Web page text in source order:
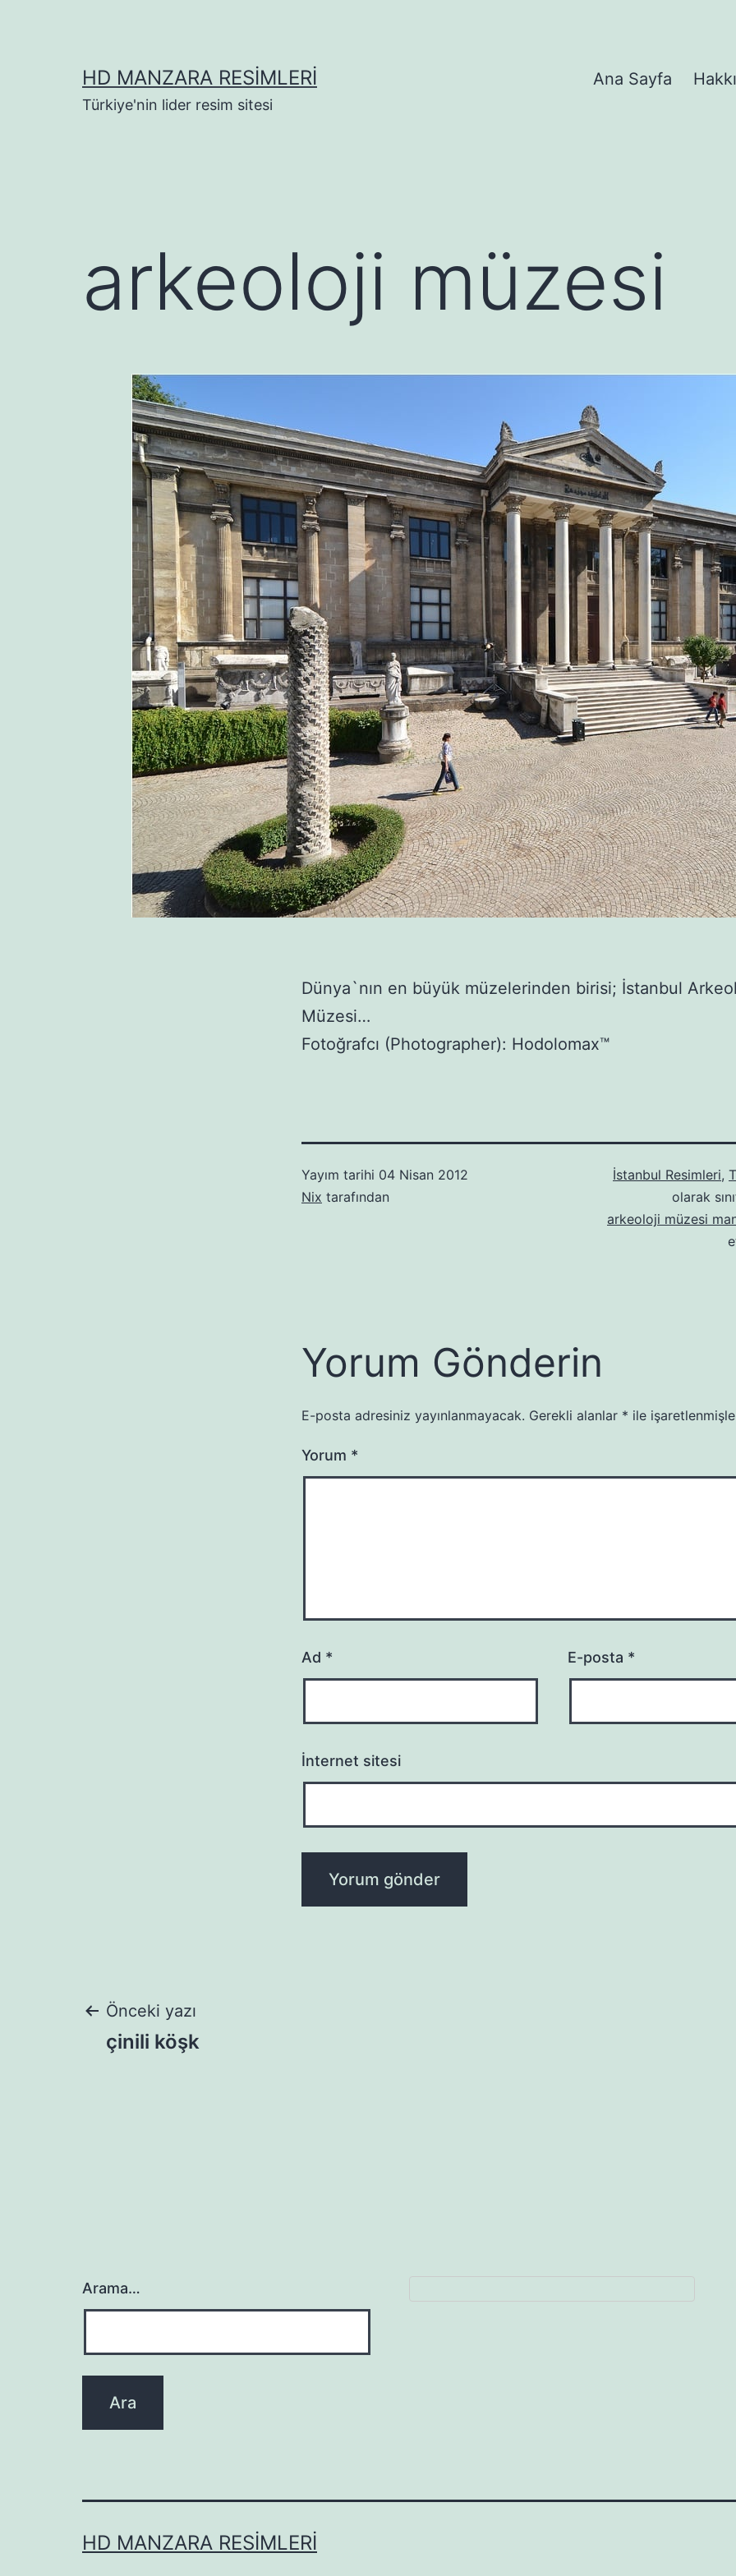
HD MANZARA RESIMLERI
Türkiye'nin lider resim sitesi
Ana Sayfa
arkeoloji müzesi
Dünya`nın en büyük müzelerinden birisi; İstanbul
Müzesi…
Fotoğrafcı (Photographer): Hodolomax™
Yayım tarihi 04 Nisan 2012
Nix tarafından
İstanbul Resimleri,
olarak
arkeoloji müzesi
Yorum Gönderin
E-posta adresiniz yayınlanmayacak. Gerekli alanlar * ile
Yorum *
Ad * E-posta *
İnternet sitesi
Yazı
Önceki yazı
çinili köşk
Arama…
HD MANZARA RESIMLERI